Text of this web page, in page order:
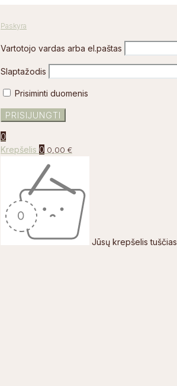
Paskyra
Vartotojo vardas arba el.paštas
Slaptažodis
Prisiminti duomenis
0
Krepšelis 0 0,00 €
Jūsų krepšelis tuščias